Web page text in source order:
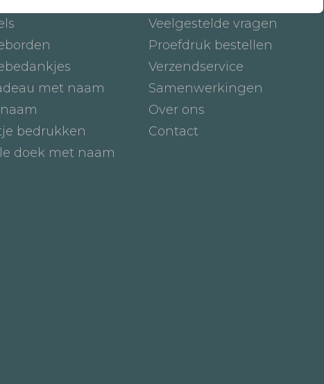
met naam
bedrukken
doek met naam
Veelgestelde vragen
Proefdruk bestellen
Verzendservice
Samenwerkingen
Over ons
Contact